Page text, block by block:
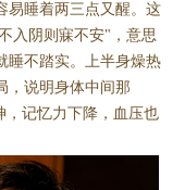
易睡着两三点又醒。这
入阴则寐不安"，意思
睡不踏实。上半身燥热
，说明身体中间那
记忆力下降，血压也